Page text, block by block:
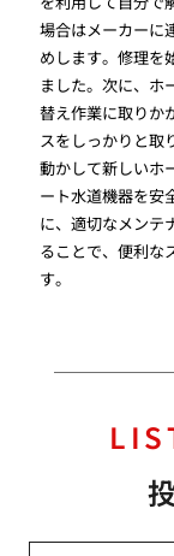
場合はメーカーに
めします。修理を
ました。次に、ホ
替え作業に取りか
スをしっかりと取
動かして新しいホ
ート水道機器を安
に、適切なメンテ
ることで、便利な
す。